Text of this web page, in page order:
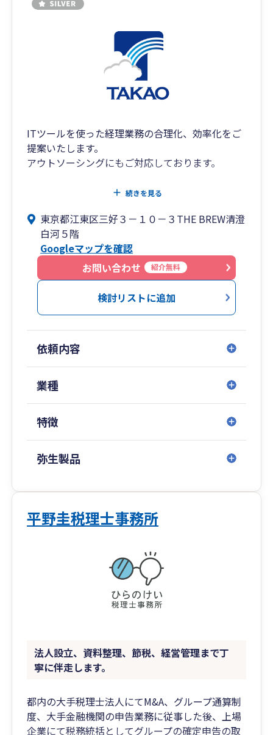
ITツールを使った経理業務の合理化、効率化をご
提案いたします。
アウトソーシングにもご対応しております。
当事務所の提供するアウトソーシングでは、経理
決算税務申告まで一気通貫で対応させていただき
ます。
お客様は、対応窓口となっていただける方がいれ
ば、経理の知識経験は不要です。
税理士という専門家が対応することで、誤りのな
い高品質な会計税務サービスをスピーディーに提
供します。
電子帳簿、インボイス制度についてもサポートい
たします。
続きを見る
東京都江東区三好３－１０－３THE BREW清澄
白河５階
Googleマップを確認
お問い合わせ
紹介無料
検討リストに追加
依頼内容
業種
特徴
弥生製品
平野圭税理士事務所
法人設立、資料整理、節税、経営管理まで丁
寧に伴走します。
都内の大手税理士法人にてM&A、グループ通算制
度、大手金融機関の申告業務に従事した後、上場
企業にて税務統括としてグループの確定申告の取